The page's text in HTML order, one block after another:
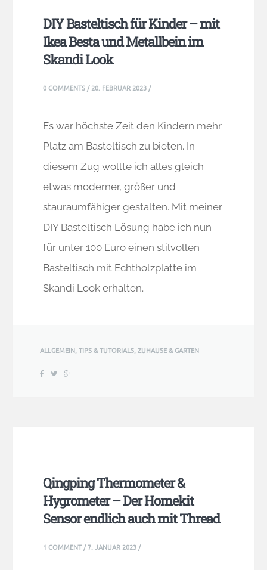
DIY Basteltisch für Kinder – mit
Ikea Besta und Metallbein im
Skandi Look
0 COMMENTS /20. FEBRUAR 2023 /
Es war höchste Zeit den Kindern mehr
Platz am Basteltisch zu bieten. In
diesem Zug wollte ich alles gleich
etwas moderner, größer und
stauraumfähiger gestalten. Mit meiner
DIY Basteltisch Lösung habe ich nun
für unter 100 Euro einen stilvollen
Basteltisch mit Echtholzplatte im
Skandi Look erhalten.
ALLGEMEIN,TIPS & TUTORIALS,ZUHAUSE & GARTEN
Qingping Thermometer &
Hygrometer – Der Homekit
Sensor endlich auch mit Thread
1 COMMENT /7. JANUAR 2023 /